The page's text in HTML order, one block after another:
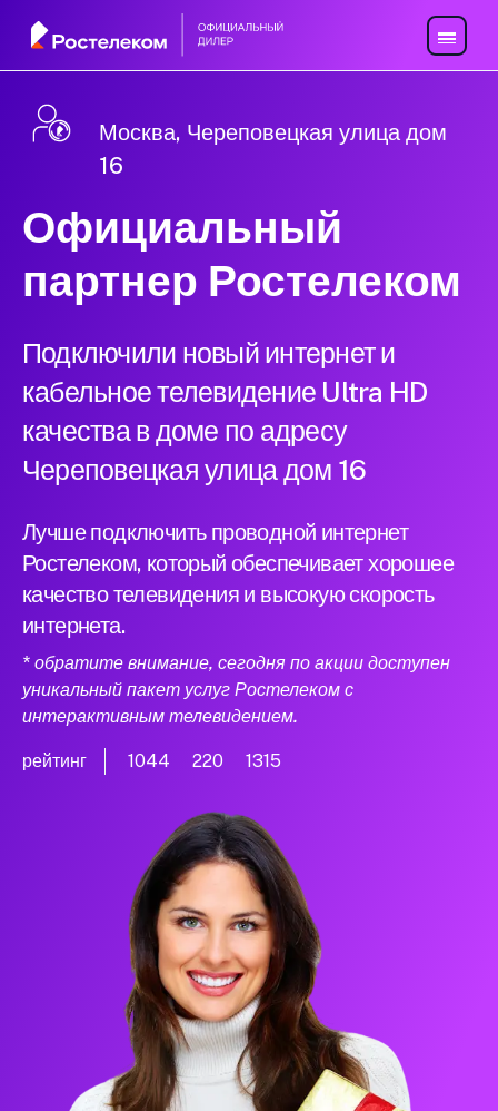
Москва, Череповецкая улица дом
16
Официальный
партнер Ростелеком
Подключили новый интернет и
кабельное телевидение Ultra HD
качества в доме по адресу
Череповецкая улица дом 16
Лучше подключить проводной интернет
Ростелеком, который обеспечивает хорошее
качество телевидения и высокую скорость
интернета.
* обратите внимание, сегодня по акции доступен
уникальный пакет услуг Ростелеком с
интерактивным телевидением.
рейтинг 1044 220 1315